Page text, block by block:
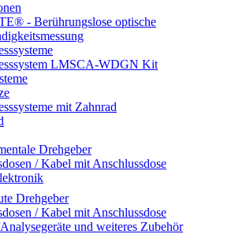
- Berührungslose optische
LMSCA-WDGN Kit
mit Zahnrad
Drehgeber
/ Kabel mit Anschlussdose
Drehgeber
/ Kabel mit Anschlussdose
und weiteres Zubehör